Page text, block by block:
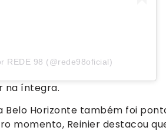
REDE 98 (@rede98oficial)
na íntegra.
Belo Horizonte também foi
momento, Reinier destacou